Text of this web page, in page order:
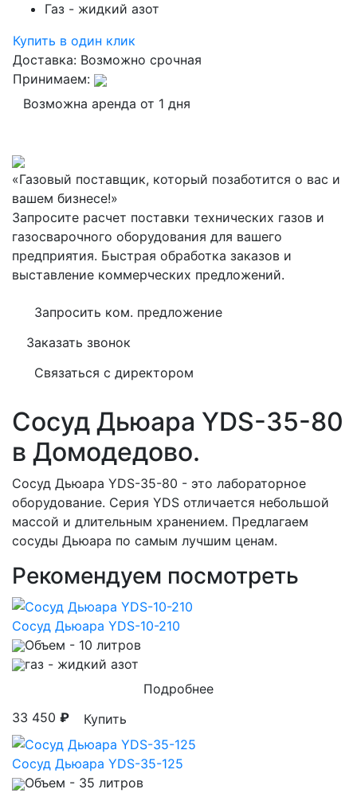
Газ - жидкий азот
Купить в один клик
Доставка: Возможно срочная
Принимаем:
Возможна аренда от 1 дня
«Газовый поставщик, который позаботится о вас и
вашем бизнесе!»
Запросите расчет поставки технических газов и
газосварочного оборудования для вашего
предприятия. Быстрая обработка заказов и
выставление коммерческих предложений.
Запросить ком. предложение
Заказать звонок
Связаться с директором
Сосуд Дьюара YDS-35-80
в Домодедово.
Сосуд Дьюара YDS-35-80 - это лабораторное
оборудование. Серия YDS отличается небольшой
массой и длительным хранением. Предлагаем
сосуды Дьюара по самым лучшим ценам.
Рекомендуем посмотреть
Сосуд Дьюара YDS-10-210
Объем - 10 литров
газ - жидкий азот
Подробнее
33 450 ₽ Купить
Сосуд Дьюара YDS-35-125
Объем - 35 литров